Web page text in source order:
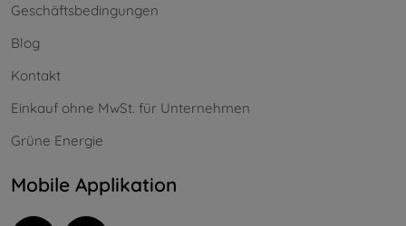
Geschäftsbedingungen
Blog
Kontakt
Einkauf ohne MwSt. für Unternehmen
Grüne Energie
Mobile Applikation